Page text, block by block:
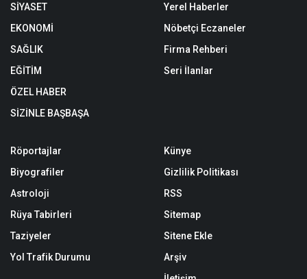
SİYASET
EKONOMİ
SAĞLIK
EĞİTİM
ÖZEL HABER
SİZİNLE BAŞBAŞA
Yerel Haberler
Nöbetçi Eczaneler
Firma Rehberi
Seri İlanlar
Röportajlar
Biyografiler
Astroloji
Rüya Tabirleri
Taziyeler
Yol Trafik Durumu
Künye
Gizlilik Politikası
RSS
Sitemap
Sitene Ekle
Arşiv